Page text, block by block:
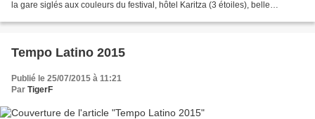
la gare siglés aux couleurs du festival, hôtel Karitza (3 étoiles), belle
Tempo Latino 2015
Publié le 25/07/2015 à 11:21
Par TigerF